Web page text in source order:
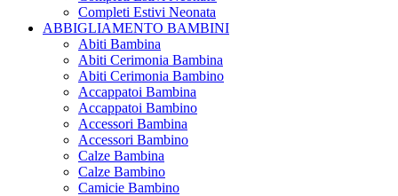
Completi Estivi Neonata
ABBIGLIAMENTO BAMBINI
Abiti Bambina
Abiti Cerimonia Bambina
Abiti Cerimonia Bambino
Accappatoi Bambina
Accappatoi Bambino
Accessori Bambina
Accessori Bambino
Calze Bambina
Calze Bambino
Camicie Bambino